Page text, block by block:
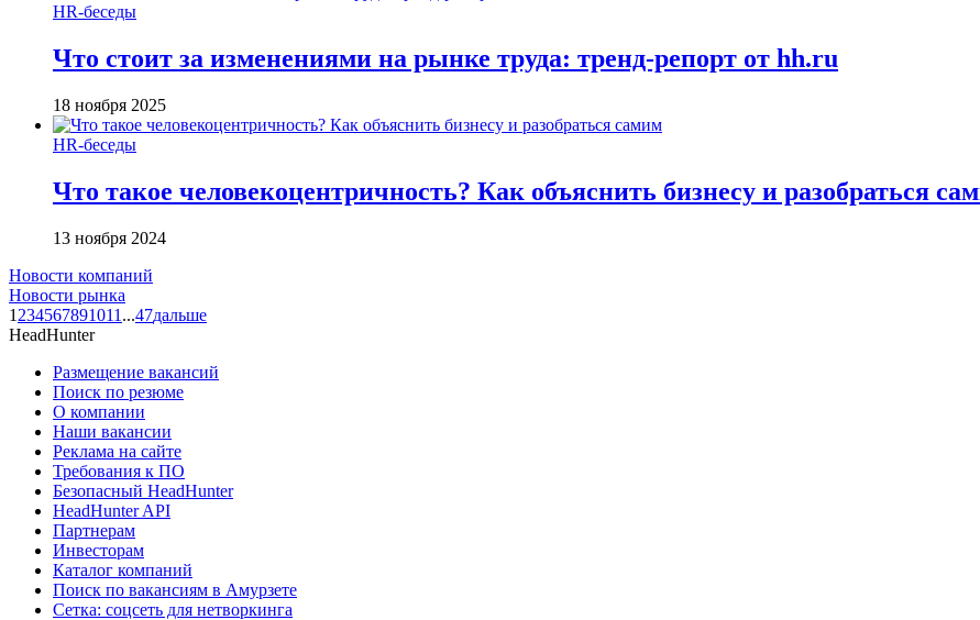
HR-беседы
Что стоит за изменениями на рынке труда: тренд-репорт от hh.ru
18 ноября 2025
HR-беседы
Что такое человеко­центричность? Как объяснить бизнесу и разобраться
13 ноября 2024
Новости компаний
Новости рынка
1 234567891011 ...47дальше
HeadHunter
Размещение вакансий
Поиск по резюме
О компании
Наши вакансии
Реклама на сайте
Требования к ПО
Безопасный HeadHunter
HeadHunter API
Партнерам
Инвесторам
Каталог компаний
Поиск по вакансиям в Амурзете
Сетка: соцсеть для нетворкинга